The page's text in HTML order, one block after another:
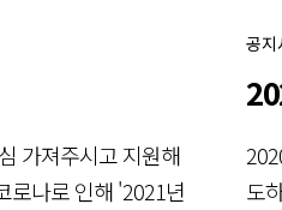
가져주시고 지원해
로나로 인해 '2021년
공지
도